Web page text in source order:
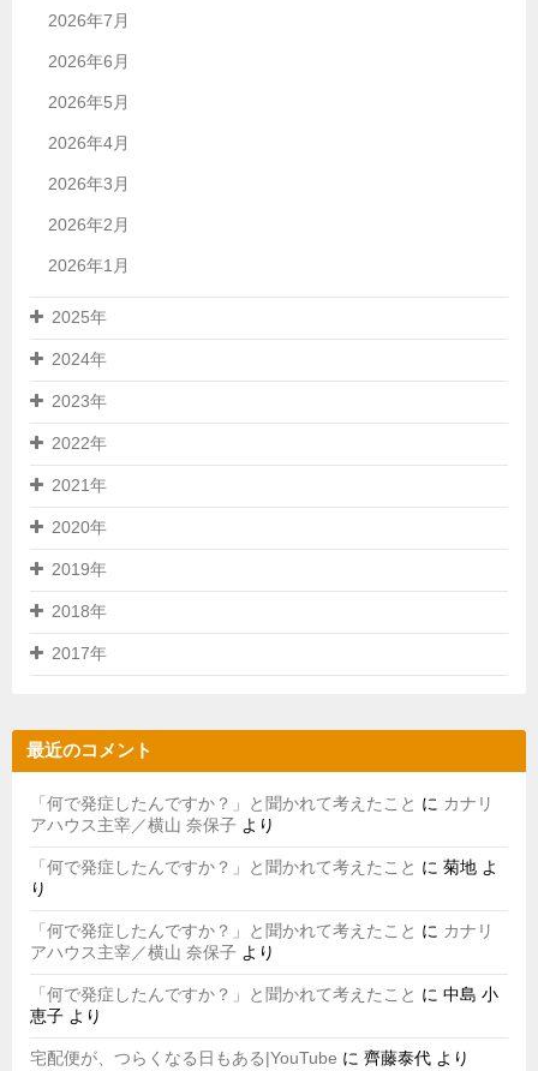
2026年7月
2026年6月
2026年5月
2026年4月
2026年3月
2026年2月
2026年1月
2025年
2024年
2023年
2022年
2021年
2020年
2019年
2018年
2017年
最近のコメント
「何で発症したんですか？」と聞かれて考えたこと に カナリ
アハウス主宰／横山 奈保子 より
「何で発症したんですか？」と聞かれて考えたこと に 菊地 よ
り
「何で発症したんですか？」と聞かれて考えたこと に カナリ
アハウス主宰／横山 奈保子 より
「何で発症したんですか？」と聞かれて考えたこと に 中島 小
恵子 より
宅配便が、つらくなる日もある|YouTube に 齊藤泰代 より